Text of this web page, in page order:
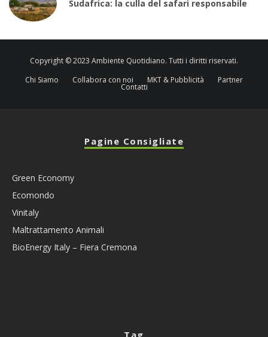
Sudafrica: la culla del safari responsabile
Copyright © 2023 Ambiente Quotidiano. Tutti i diritti riservati.
Chi Siamo
Collabora con noi MKT & Pubblicità Partner
Contatti
Pagine Consigliate
Green Economy
Ecomondo
Vinitaly
Maltrattamento Animali
BioEnergy Italy – Fiera Cremona
Tag